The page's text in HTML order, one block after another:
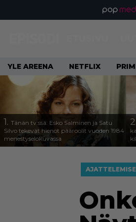
YLE AREENA NETFLIX
1. Tänän tv:ssä: Esko Salminen ja Satu
Silvo tekevät hienot pääroolit vuoden 1984
menestyselokuvassa
2.